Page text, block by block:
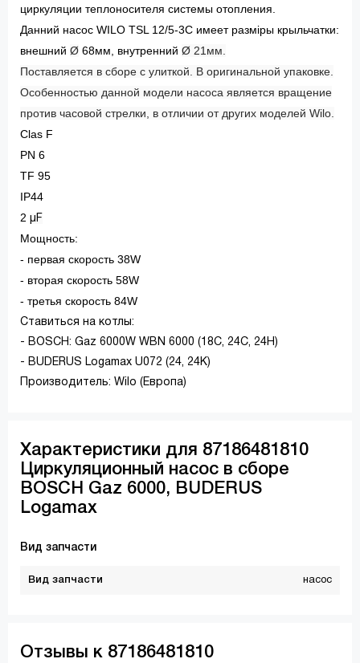
циркуляции теплоносителя системы отопления.
Данний насос WILO TSL 12/5-3C имеет разміры крыльчатки:
внешний Ø 68мм, внутренний Ø 21мм.
Поставляется в сборе с улиткой. В оригинальной упаковке.
Особенностью данной модели насоса является вращение
против часовой стрелки, в отличии от других моделей Wilo.
Clas F
PN 6
TF 95
IP44
2 µF
Мощность:
- первая скорость 38W
- вторая скорость 58W
- третья скорость 84W
Ставиться на котлы:
- BOSCH: Gaz 6000W WBN 6000 (18C, 24C, 24H)
- BUDERUS Logamax U072 (24, 24K)
Производитель: Wilo (Европа)
Характеристики для 87186481810
Циркуляционный насос в сборе
BOSCH Gaz 6000, BUDERUS
Logamax
Вид запчасти
Вид запчасти насос
Отзывы к 87186481810